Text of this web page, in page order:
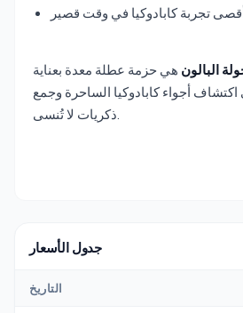
تجربة كابادوكيا في وقت قصير
البالون هي حزمة عطلة معدة بعناية
أجواء كابادوكيا الساحرة وجمع
ذكريات لا تُنسى.
جدول الأسعار
التاريخ